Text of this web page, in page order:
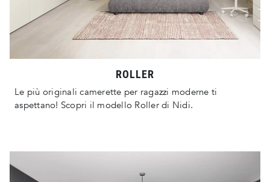
ROLLER
Le più originali camerette per ragazzi moderne ti
aspettano! Scopri il modello Roller di Nidi.